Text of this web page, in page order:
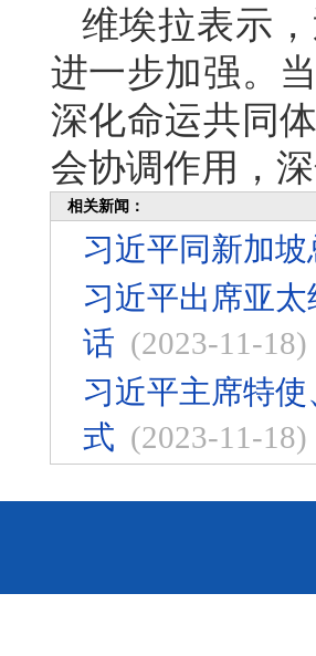
维埃拉表示
进一步加强。
深化命运共同
会协调作用，
相关新闻：
习近平同新加
习近平出席亚
话 (2023-11-18)
习近平主席特
式 (2023-11-18)